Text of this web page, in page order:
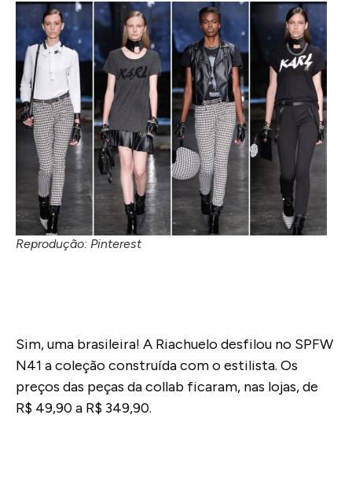
Reprodução: Pinterest
Sim, uma brasileira! A Riachuelo desfilou no SPFW
N41 a coleção construída com o estilista. Os
preços das peças da collab ficaram, nas lojas, de
R$ 49,90 a R$ 349,90.